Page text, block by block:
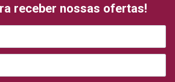
receber nossas ofertas!